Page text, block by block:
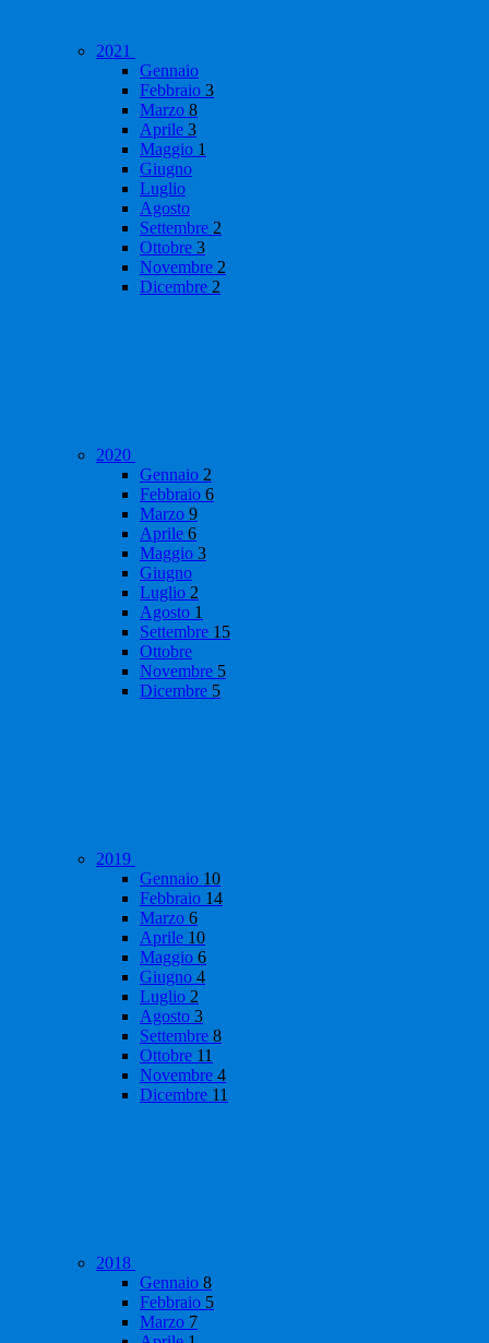
2021
Gennaio
Febbraio 3
Marzo 8
Aprile 3
Maggio 1
Giugno
Luglio
Agosto
Settembre 2
Ottobre 3
Novembre 2
Dicembre 2
2020
Gennaio 2
Febbraio 6
Marzo 9
Aprile 6
Maggio 3
Giugno
Luglio 2
Agosto 1
Settembre 15
Ottobre
Novembre 5
Dicembre 5
2019
Gennaio 10
Febbraio 14
Marzo 6
Aprile 10
Maggio 6
Giugno 4
Luglio 2
Agosto 3
Settembre 8
Ottobre 11
Novembre 4
Dicembre 11
2018
Gennaio 8
Febbraio 5
Marzo 7